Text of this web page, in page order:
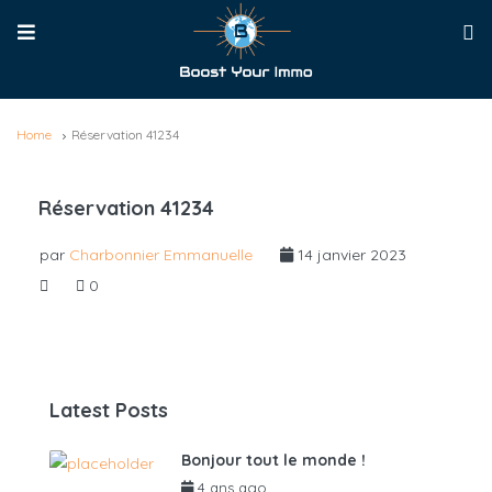
Home Réservation 41234
Réservation 41234
par Charbonnier Emmanuelle
14 janvier 2023
0
Latest Posts
Bonjour tout le monde !
4 ans ago